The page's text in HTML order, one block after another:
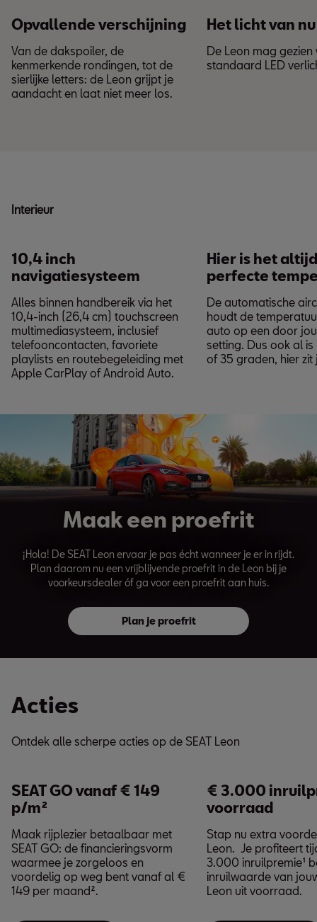
Opvallende verschijning
Van de dakspoiler, de
kenmerkende rondingen, tot de
sierlijke letters: de Leon grijpt je
aandacht en laat niet meer los.
Het licht van nu
De Leon mag
standaard LED
Interieur
10,4 inch
navigatiesysteem
Alles binnen handbereik via het
10,4-inch (26,4 cm) touchscreen
multimediasysteem, inclusief
telefooncontacten, favoriete
playlists en routebegeleiding met
Apple CarPlay of Android Auto.
Hier is het
perfecte
De automatische
houdt de
auto op een door
setting. Dus ook al is
of 35 graden, hier zit
Maak een proefrit
¡Hola! De SEAT Leon ervaar je pas écht wanneer je er in rijdt.
Plan daarom nu een vrijblijvende proefrit in de Leon bij je
voorkeursdealer óf ga voor een proefrit aan huis.
Plan je proefrit
Acties
Ontdek alle scherpe acties op de SEAT Leon
SEAT GO vanaf € 149
p/m²
Maak rijplezier betaalbaar met
SEAT GO: de financieringsvorm
waarmee je zorgeloos en
voordelig op weg bent vanaf al €
149 per maand².
€ 3.000
voorraad
Stap nu extra
Leon. Je profiteert
3.000 inruilpremie¹
inruilwaarde van
Leon uit voorraad.